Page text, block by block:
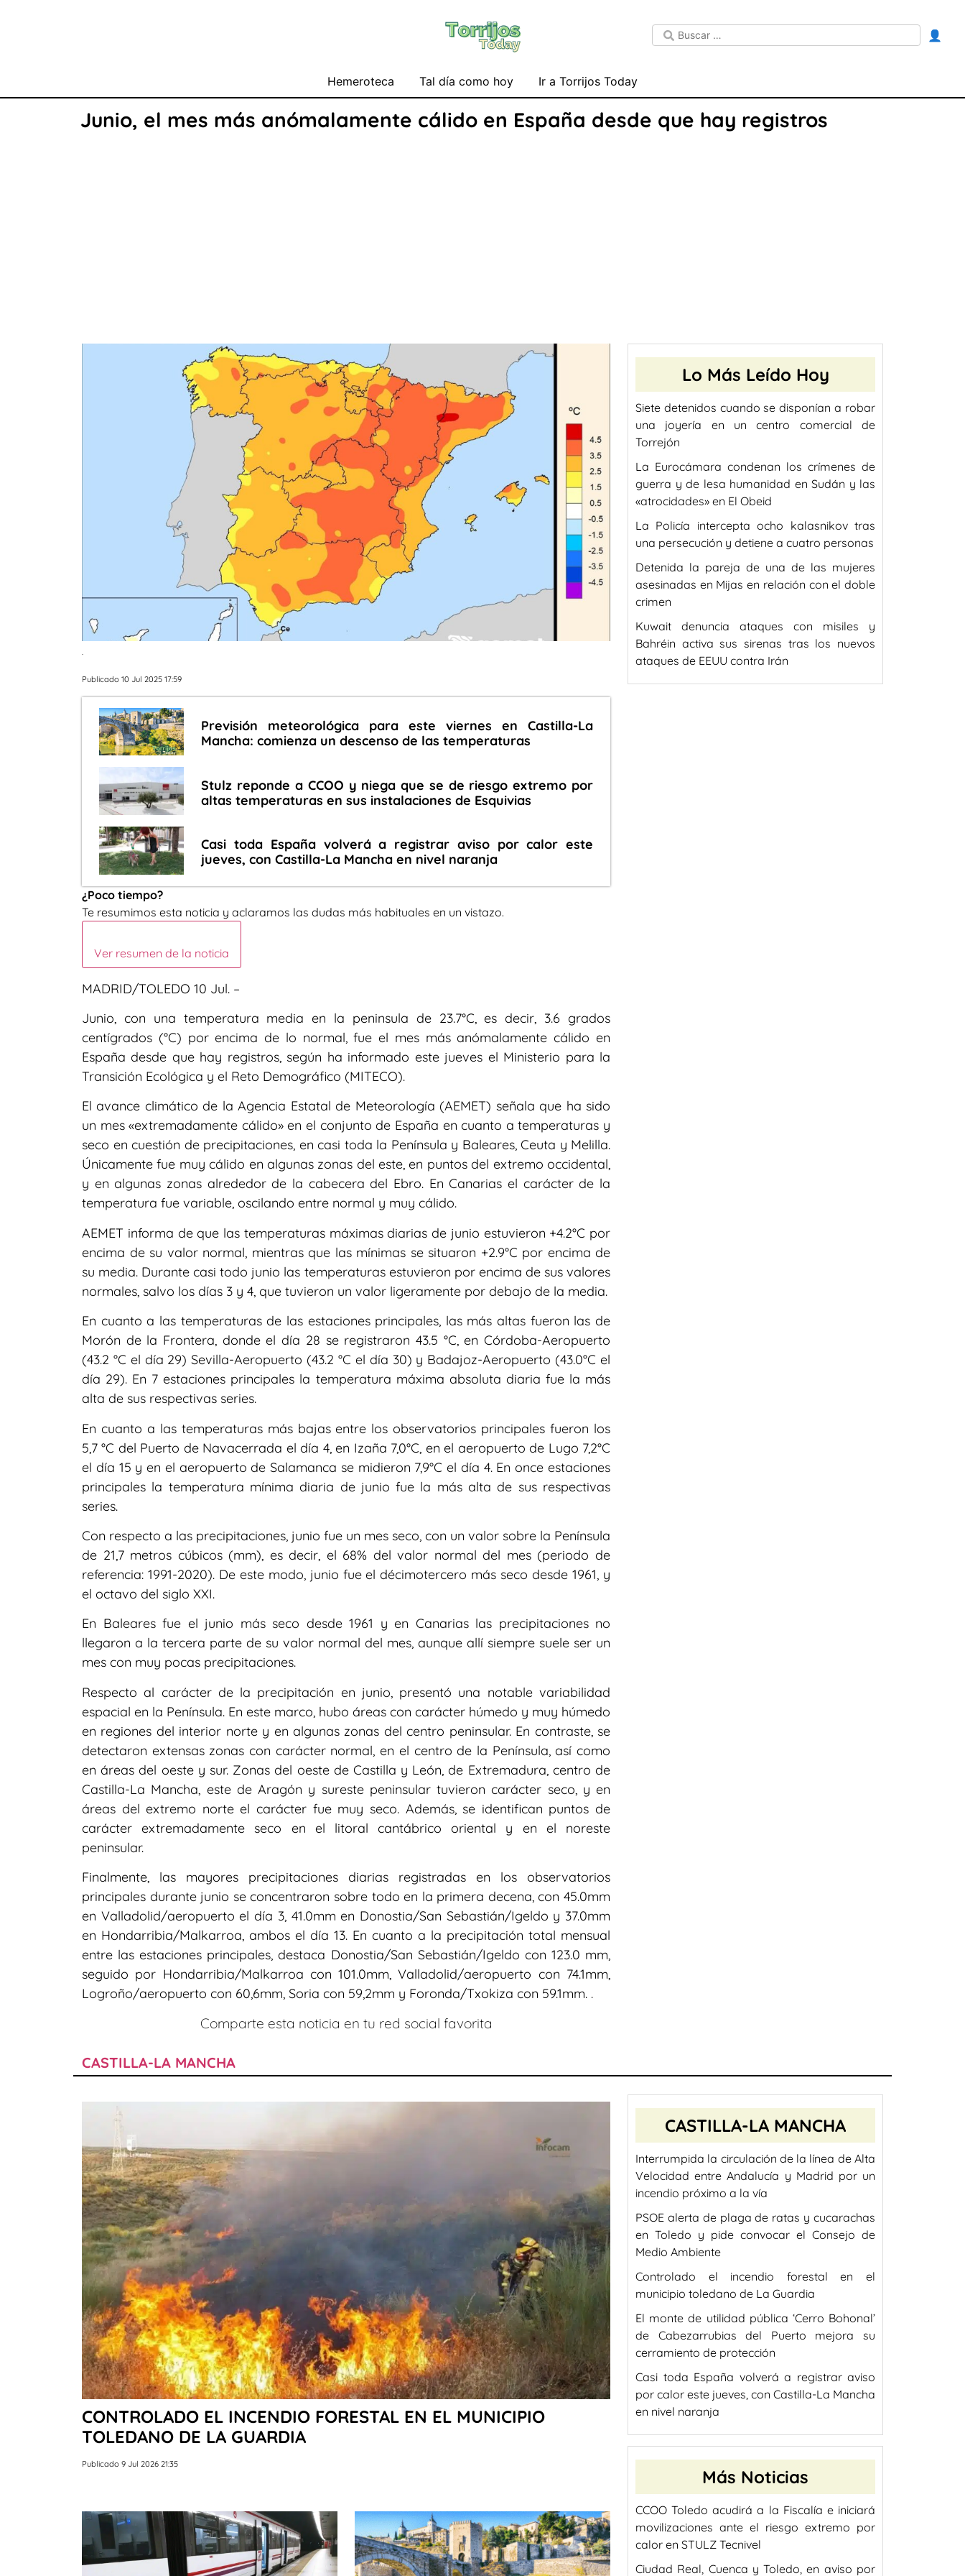
👤
Hemeroteca Tal día como hoy Ir a Torrijos Today
Junio, el mes más anómalamente cálido en España desde que hay registros
.
Publicado 10 Jul 2025 17:59
Previsión meteorológica para este viernes en Castilla-La
Mancha: comienza un descenso de las temperaturas
Stulz reponde a CCOO y niega que se de riesgo extremo por
altas temperaturas en sus instalaciones de Esquivias
Casi toda España volverá a registrar aviso por calor este
jueves, con Castilla-La Mancha en nivel naranja
¿Poco tiempo?
Te resumimos esta noticia y aclaramos las dudas más habituales en un vistazo.
Ver resumen de la noticia
MADRID/TOLEDO 10 Jul. –
Junio, con una temperatura media en la peninsula de 23.7°C, es decir, 3.6 grados
centígrados (°C) por encima de lo normal, fue el mes más anómalamente cálido en
España desde que hay registros, según ha informado este jueves el Ministerio para la
Transición Ecológica y el Reto Demográfico (MITECO).
El avance climático de la Agencia Estatal de Meteorología (AEMET) señala que ha sido
un mes «extremadamente cálido» en el conjunto de España en cuanto a temperaturas y
seco en cuestión de precipitaciones, en casi toda la Península y Baleares, Ceuta y Melilla.
Únicamente fue muy cálido en algunas zonas del este, en puntos del extremo occidental,
y en algunas zonas alrededor de la cabecera del Ebro. En Canarias el carácter de la
temperatura fue variable, oscilando entre normal y muy cálido.
AEMET informa de que las temperaturas máximas diarias de junio estuvieron +4.2°C por
encima de su valor normal, mientras que las mínimas se situaron +2.9°C por encima de
su media. Durante casi todo junio las temperaturas estuvieron por encima de sus valores
normales, salvo los días 3 y 4, que tuvieron un valor ligeramente por debajo de la media.
En cuanto a las temperaturas de las estaciones principales, las más altas fueron las de
Morón de la Frontera, donde el día 28 se registraron 43.5 °C, en Córdoba-Aeropuerto
(43.2 °C el día 29) Sevilla-Aeropuerto (43.2 °C el día 30) y Badajoz-Aeropuerto (43.0°C el
día 29). En 7 estaciones principales la temperatura máxima absoluta diaria fue la más
alta de sus respectivas series.
En cuanto a las temperaturas más bajas entre los observatorios principales fueron los
5,7 °C del Puerto de Navacerrada el día 4, en Izaña 7,0°C, en el aeropuerto de Lugo 7,2°C
el día 15 y en el aeropuerto de Salamanca se midieron 7,9°C el día 4. En once estaciones
principales la temperatura mínima diaria de junio fue la más alta de sus respectivas
series.
Con respecto a las precipitaciones, junio fue un mes seco, con un valor sobre la Península
de 21,7 metros cúbicos (mm), es decir, el 68% del valor normal del mes (periodo de
referencia: 1991-2020). De este modo, junio fue el décimotercero más seco desde 1961, y
el octavo del siglo XXI.
En Baleares fue el junio más seco desde 1961 y en Canarias las precipitaciones no
llegaron a la tercera parte de su valor normal del mes, aunque allí siempre suele ser un
mes con muy pocas precipitaciones.
Respecto al carácter de la precipitación en junio, presentó una notable variabilidad
espacial en la Península. En este marco, hubo áreas con carácter húmedo y muy húmedo
en regiones del interior norte y en algunas zonas del centro peninsular. En contraste, se
detectaron extensas zonas con carácter normal, en el centro de la Península, así como
en áreas del oeste y sur. Zonas del oeste de Castilla y León, de Extremadura, centro de
Castilla-La Mancha, este de Aragón y sureste peninsular tuvieron carácter seco, y en
áreas del extremo norte el carácter fue muy seco. Además, se identifican puntos de
carácter extremadamente seco en el litoral cantábrico oriental y en el noreste
peninsular.
Finalmente, las mayores precipitaciones diarias registradas en los observatorios
principales durante junio se concentraron sobre todo en la primera decena, con 45.0mm
en Valladolid/aeropuerto el día 3, 41.0mm en Donostia/San Sebastián/Igeldo y 37.0mm
en Hondarribia/Malkarroa, ambos el día 13. En cuanto a la precipitación total mensual
entre las estaciones principales, destaca Donostia/San Sebastián/Igeldo con 123.0 mm,
seguido por Hondarribia/Malkarroa con 101.0mm, Valladolid/aeropuerto con 74.1mm,
Logroño/aeropuerto con 60,6mm, Soria con 59,2mm y Foronda/Txokiza con 59.1mm. .
Comparte esta noticia en tu red social favorita
Lo Más Leído Hoy
Siete detenidos cuando se disponían a robar
una joyería en un centro comercial de
Torrejón
La Eurocámara condenan los crímenes de
guerra y de lesa humanidad en Sudán y las
«atrocidades» en El Obeid
La Policía intercepta ocho kalasnikov tras
una persecución y detiene a cuatro personas
Detenida la pareja de una de las mujeres
asesinadas en Mijas en relación con el doble
crimen
Kuwait denuncia ataques con misiles y
Bahréin activa sus sirenas tras los nuevos
ataques de EEUU contra Irán
CASTILLA-LA MANCHA
CONTROLADO EL INCENDIO FORESTAL EN EL MUNICIPIO
TOLEDANO DE LA GUARDIA
Publicado 9 Jul 2026 21:35
CASTILLA-LA MANCHA
Interrumpida la circulación de la línea de Alta
Velocidad entre Andalucía y Madrid por un
incendio próximo a la vía
PSOE alerta de plaga de ratas y cucarachas
en Toledo y pide convocar el Consejo de
Medio Ambiente
Controlado el incendio forestal en el
municipio toledano de La Guardia
El monte de utilidad pública ‘Cerro Bohonal’
de Cabezarrubias del Puerto mejora su
cerramiento de protección
Casi toda España volverá a registrar aviso
por calor este jueves, con Castilla-La Mancha
en nivel naranja
Más Noticias
CCOO Toledo acudirá a la Fiscalía e iniciará
movilizaciones ante el riesgo extremo por
calor en STULZ Tecnivel
Ciudad Real, Cuenca y Toledo, en aviso por